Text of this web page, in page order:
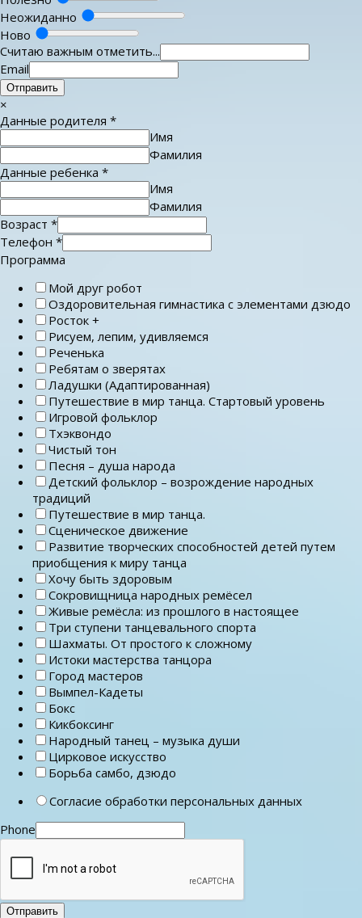
Неожиданно
Ново
Считаю важным отметить...
Email
Отправить
×
Данные родителя *
Имя
Фамилия
Данные ребенка *
Имя
Фамилия
Возраст *
Телефон *
Программа
Мой друг робот
Оздоровительная гимнастика с элементами дзюдо
Росток +
Рисуем, лепим, удивляемся
Реченька
Ребятам о зверятах
Ладушки (Адаптированная)
Путешествие в мир танца. Стартовый уровень
Игровой фольклор
Тхэквондо
Чистый тон
Песня – душа народа
Детский фольклор – возрождение народных
традиций
Путешествие в мир танца.
Сценическое движение
Развитие творческих способностей детей путем
приобщения к миру танца
Хочу быть здоровым
Сокровищница народных ремёсел
Живые ремёсла: из прошлого в настоящее
Три ступени танцевального спорта
Шахматы. От простого к сложному
Истоки мастерства танцора
Город мастеров
Вымпел-Кадеты
Бокс
Кикбоксинг
Народный танец – музыка души
Цирковое искусство
Борьба самбо, дзюдо
Согласие обработки персональных данных
Phone
Отправить